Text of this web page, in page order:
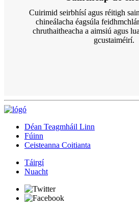
Cuirimid seirbhísí agus réitigh
chineálacha éagsúla
chruthaitheacha a aimsiú agus
gcustaiméirí.
Déan Teagmháil Linn
Fúinn
Ceisteanna Coitianta
Táirgí
Nuacht